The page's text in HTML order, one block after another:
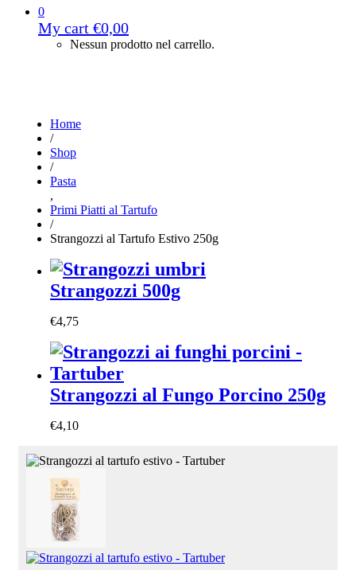
0
My cart €0,00
Nessun prodotto nel carrello.
Home
/
Shop
/
Pasta
,
Primi Piatti al Tartufo
/
Strangozzi al Tartufo Estivo 250g
Strangozzi 500g
€4,75
Strangozzi al Fungo Porcino 250g
€4,10